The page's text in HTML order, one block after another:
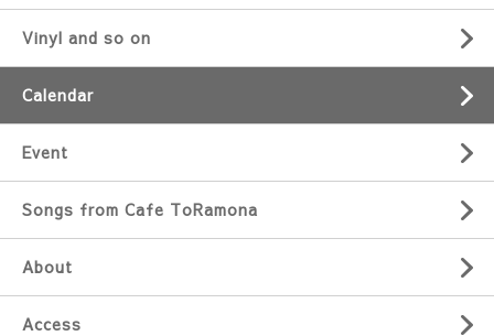
Vinyl and so on
Calendar
Event
Songs from Cafe ToRamona
About
Access